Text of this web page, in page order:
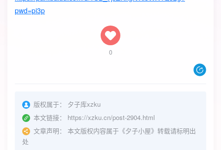
pwd=pi3p
0
版权属于：
夕子库xzku
本文链接：
https://xzku.cn/post-2904.html
文章声明：
本文版权内容属于《夕子小屋》转载请标明出
处